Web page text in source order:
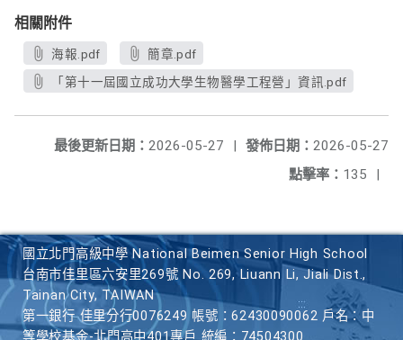
相關附件
海報.pdf
簡章.pdf
「第十一屆國立成功大學生物醫學工程營」資訊.pdf
發佈日期： 2026-05-27
最後更新日期： 2026-05-27
|
點擊率： 135 |
國立北門高級中學 National Beimen Senior High School
台南市佳里區六安里269號 No. 269, Liuann Li, Jiali Dist.,
Tainan City, TAIWAN
第一銀行 佳里分行0076249 帳號：62430090062 戶名：中
等學校基金-北門高中401專戶 統編：74504300